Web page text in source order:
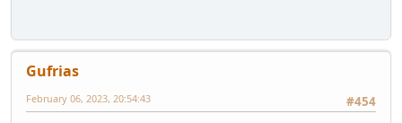
Gufrias
#454
February 06, 2023, 20:54:43